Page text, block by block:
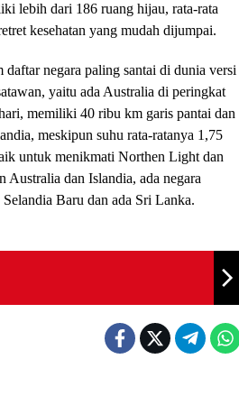
lebih dari 186 ruang hijau, rata-rata
kesehatan yang mudah dijumpai.
daftar negara paling santai di dunia versi
, yaitu ada Australia di peringkat
memiliki 40 ribu km garis pantai dan
meskipun suhu rata-ratanya 1,75
untuk menikmati Northen Light dan
Australia dan Islandia, ada negara
Baru dan ada Sri Lanka.